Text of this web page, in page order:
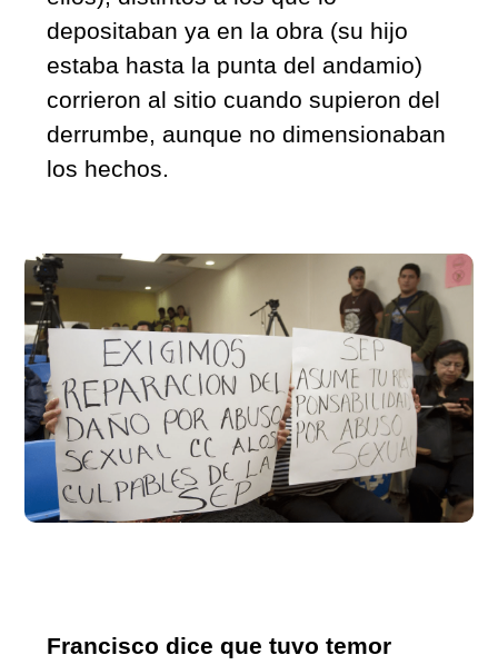
depositaban ya en la obra (su hijo
estaba hasta la punta del andamio)
corrieron al sitio cuando supieron del
derrumbe, aunque no dimensionaban
los hechos.
Francisco dice que tuvo temor